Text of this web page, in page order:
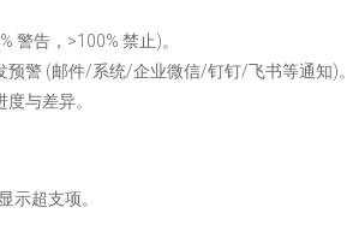
警告，>100% 禁止)。
警 (邮件/系统/企业微信/钉钉/飞书等通知)。
与差异。
示超支项。